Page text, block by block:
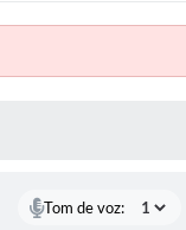
Tom de voz: